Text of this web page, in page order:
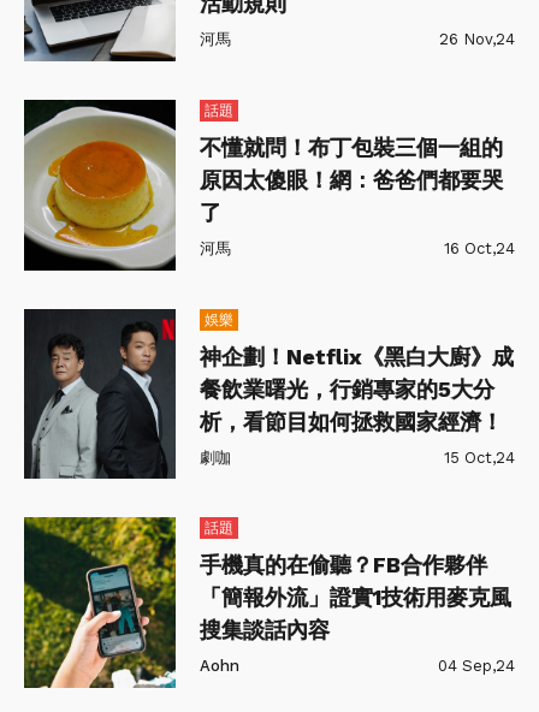
河馬 26 Nov,24
話題
不懂就問！布丁包裝三個一組的
原因太傻眼！網：爸爸們都要哭
了
河馬 16 Oct,24
娛樂
神企劃！Netflix《黑白大廚》成
餐飲業曙光，行銷專家的5大分
析，看節目如何拯救國家經濟！
劇咖 15 Oct,24
話題
手機真的在偷聽？FB合作夥伴
「簡報外流」證實1技術用麥克風
搜集談話內容
Aohn 04 Sep,24